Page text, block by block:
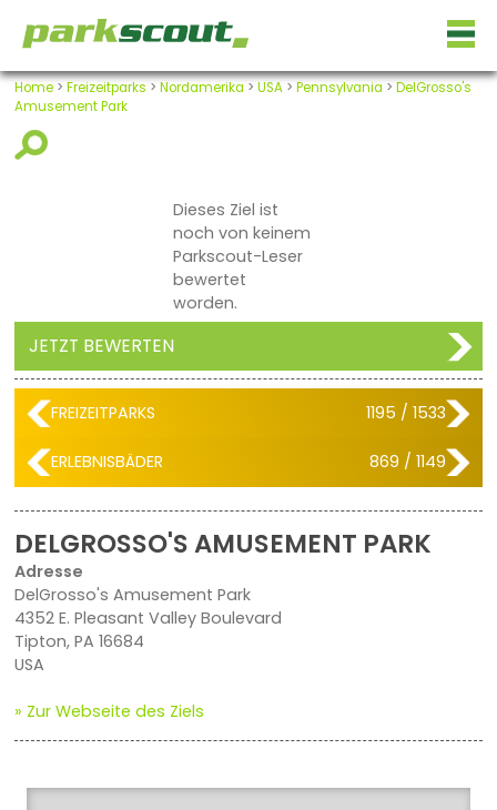
Home> Freizeitparks > Nordamerika > USA> Pennsylvania > DelGrosso's
Amusement Park
Dieses Ziel ist
noch von keinem
Parkscout-Leser
bewertet
worden.
JETZT BEWERTEN
FREIZEITPARKS 1195 / 1533
ERLEBNISBÄDER 869 / 1149
DELGROSSO'S AMUSEMENT PARK
Adresse
DelGrosso's Amusement Park
4352 E. Pleasant Valley Boulevard
Tipton, PA 16684
USA
» Zur Webseite des Ziels